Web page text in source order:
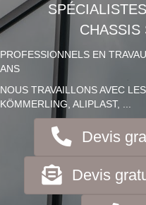
CHASSIS
PROFESSIONNELS EN
ANS
NOUS TRAVAILLONS AVEC
KÖMMERLING, ALIPLAST, ...
Devis
Devis